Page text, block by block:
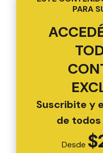
PARA
Suscribite y
de
Desde $